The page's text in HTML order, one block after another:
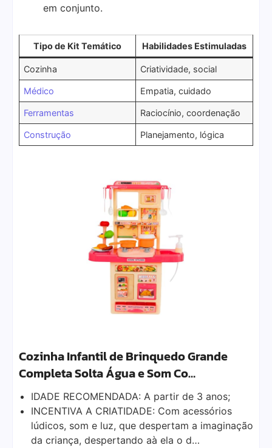
em conjunto.
Tipo de Kit Temático Habilidades Estimuladas
Cozinha Criatividade, social
Médico Empatia, cuidado
Ferramentas Raciocínio, coordenação
Construção Planejamento, lógica
Cozinha Infantil de Brinquedo Grande
Completa Solta Água e Som Co…
IDADE RECOMENDADA: A partir de 3 anos;
INCENTIVA A CRIATIDADE: Com acessórios
lúdicos, som e luz, que despertam a imaginação
da criança, despertando aà ela o d…